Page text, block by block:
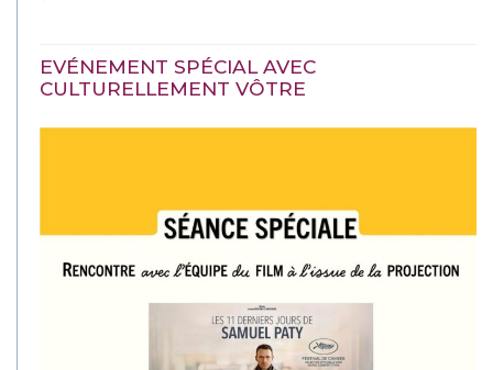
EVÉNEMENT SPÉCIAL AVEC
CULTURELLEMENT VÔTRE